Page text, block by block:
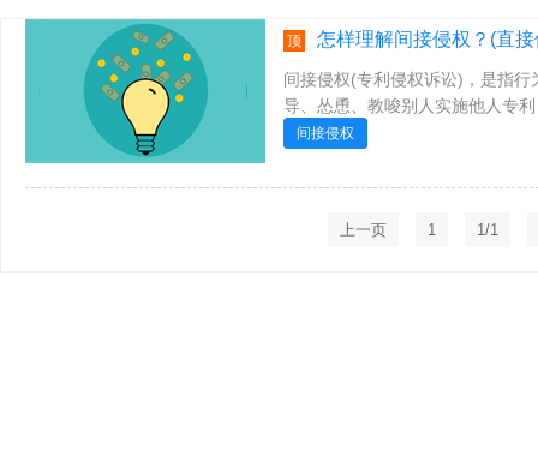
顶 怎样理解间接侵权？(直
间接侵权(专利侵权诉讼)，是指
导、怂恿、教唆别人实施他人专
人侵犯他人专利权的故意，客观
间接侵权
上一页 1 1/1